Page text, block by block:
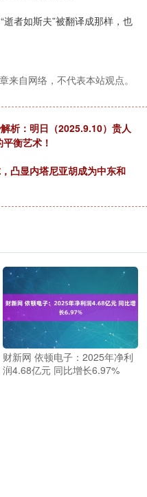
者如斯夫”被翻译成那样，也
来自网络，不代表本站观点。
析：明日（2025.9.10）贵人
衡艺术！
凸显内塔尼亚胡成为中东和
财新网 依顿电子：2025年净利
润4.68亿元 同比增长6.97%